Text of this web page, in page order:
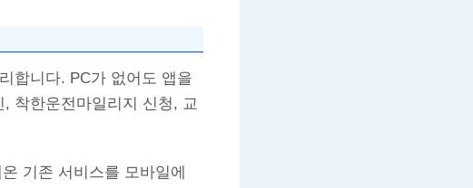
합니다. PC가 없어도 앱을
착한운전마일리지 신청, 교
기존 서비스를 모바일에